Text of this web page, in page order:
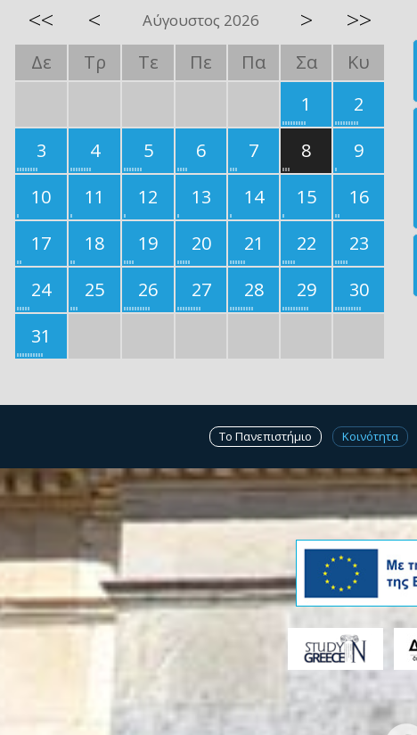
<< < Αύγουστος 2026 > >>
Δε Τρ Τε Πε Πα Σα
Κυ
1
2
3
4 5 6 7 8
9
10
11 12 13 14 15
16
17
18 19 20 21 22
23
24
25 26 27 28 29
30
31
Το Πανεπιστήμιο Κοινότητα